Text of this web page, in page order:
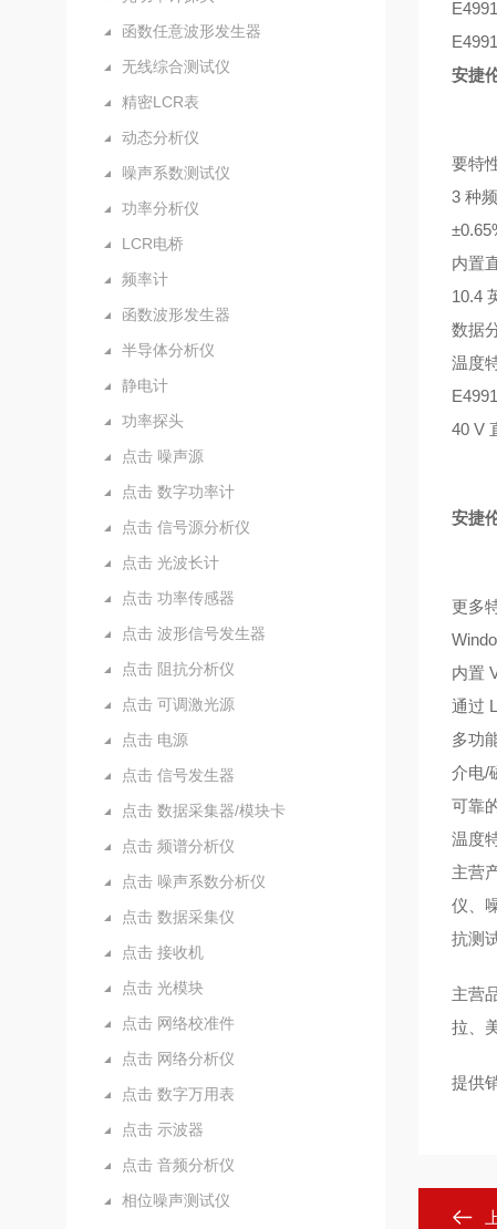
函数任意波形发生器
无线综合测试仪
精密LCR表
动态分析仪
噪声系数测试仪
功率分析仪
LCR电桥
频率计
函数波形发生器
半导体分析仪
静电计
功率探头
点击 噪声源
点击 数字功率计
点击 信号源分析仪
点击 光波长计
点击 功率传感器
点击 波形信号发生器
点击 阻抗分析仪
点击 可调激光源
点击 电源
点击 信号发生器
点击 数据采集器/模块卡
点击 频谱分析仪
点击 噪声系数分析仪
点击 数据采集仪
点击 接收机
点击 光模块
点击 网络校准件
点击 网络分析仪
点击 数字万用表
点击 示波器
点击 音频分析仪
相位噪声测试仪
安捷
要特
3 种
内置
10.4
数据
温度
40 V
安捷
更多
内置
通过
多功
介电/
可靠
温度
主营
仪、
抗测
主营
拉、
提供